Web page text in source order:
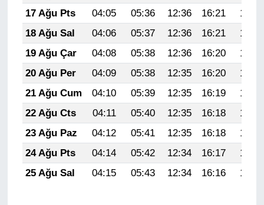
17 Ağu Pts
04:05 05:36 12:36 16:21
19:26
18 Ağu Sal
04:06 05:37 12:36 16:21
19:25
19 Ağu Çar
04:08 05:38 12:36 16:20
19:23
20 Ağu Per
04:09 05:38 12:35 16:20
19:22
21 Ağu Cum
04:10 05:39 12:35 16:19
19:21
22 Ağu Cts
04:11 05:40 12:35 16:18
19:19
23 Ağu Paz
04:12 05:41 12:35 16:18
19:18
24 Ağu Pts
04:14 05:42 12:34 16:17
19:17
25 Ağu Sal
04:15 05:43 12:34 16:16 19:15